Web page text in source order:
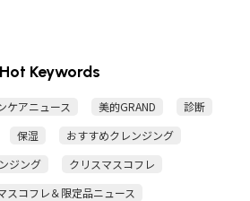
Hot Keywords
ケアニュース 美的GRAND
診断
保湿
おすすめクレンジング
ジング
クリスマスコフレ
スコフレ＆限定品ニュース